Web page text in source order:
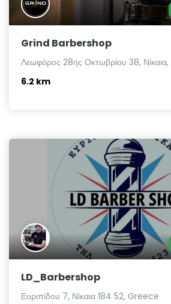
Grind Barbershop
Λεωφόρος 28ης Οκτωβρίου 38,
6.2 km
LD_Barbershop
Ευριπίδου 7, Νίκαια 184 52, Greece